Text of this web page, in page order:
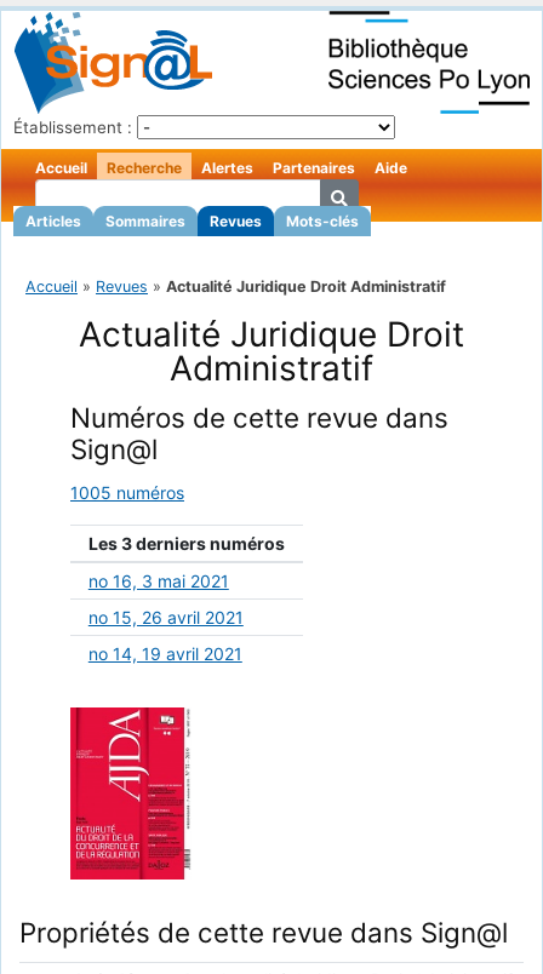
Établissement :
Accueil Recherche
Articles Sommaires Revues Mots-clés
Alertes Partenaires Aide
Accueil » Revues » Actualité Juridique Droit Administratif
Actualité Juridique Droit
Administratif
Numéros de cette revue dans
Sign@l
1005 numéros
Les 3 derniers numéros
no 16, 3 mai 2021
no 15, 26 avril 2021
no 14, 19 avril 2021
Propriétés de cette revue dans Sign@l